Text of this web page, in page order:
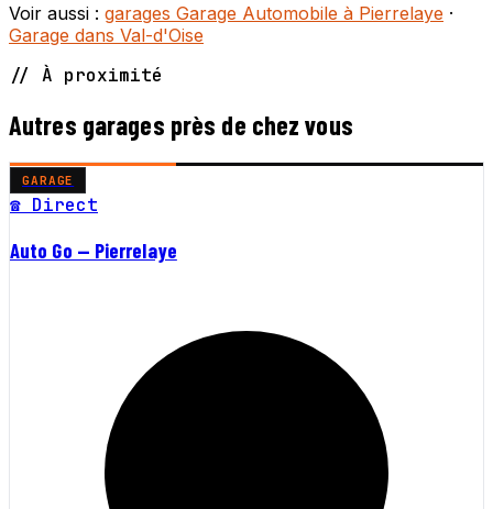
Voir aussi : garages Garage Automobile à Pierrelaye ·
Garage dans Val-d'Oise
// À proximité
Autres garages près de chez vous
GARAGE
☎ Direct
Auto Go — Pierrelaye